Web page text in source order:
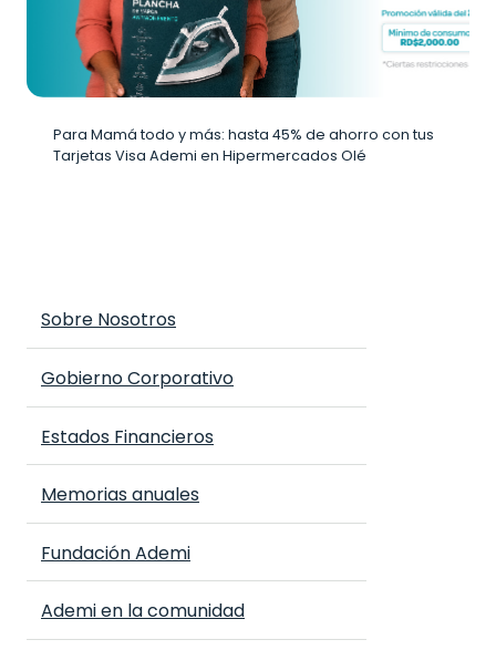
Para Mamá todo y más: hasta 45% de ahorro con tus
Tarjetas Visa Ademi en Hipermercados Olé
Sobre Nosotros
Gobierno Corporativo
Estados Financieros
Memorias anuales
Fundación Ademi
Ademi en la comunidad